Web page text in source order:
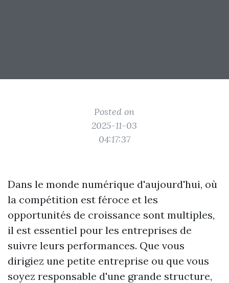
Posted on
2025-11-03
04:17:37
Dans le monde numérique d'aujourd'hui, où
la compétition est féroce et les
opportunités de croissance sont multiples,
il est essentiel pour les entreprises de
suivre leurs performances. Que vous
dirigiez une petite entreprise ou que vous
soyez responsable d'une grande structure,